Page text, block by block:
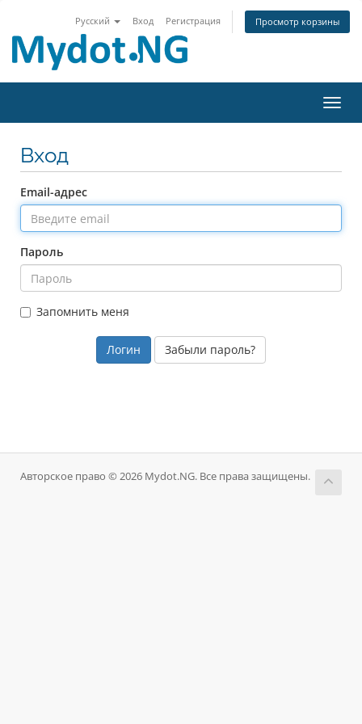
Русский Вход Регистрация Просмотр корзины
Вход
Email-адрес
Пароль
Запомнить меня
Забыли пароль?
Авторское право © 2026 Mydot.NG. Все права защищены.